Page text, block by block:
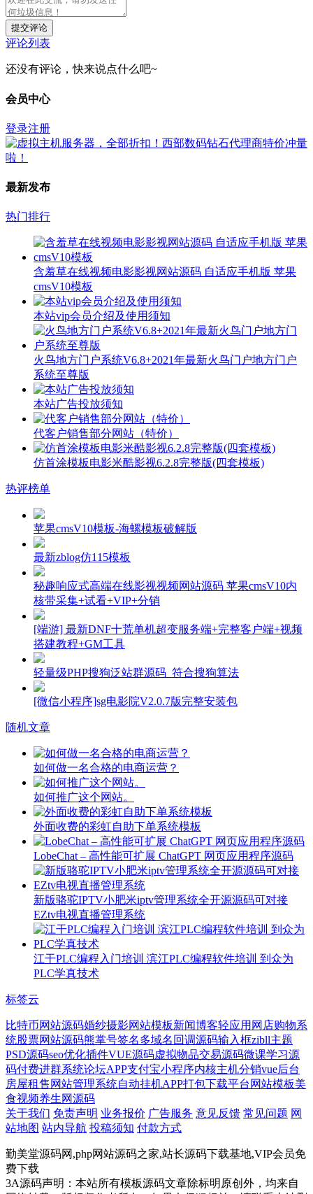
提交评论
评论列表
还没有评论，快来说点什么吧~
会员中心
登录注册
最新发布
热门排行
含羞草在线视频电影影视网站源码 自适应手机版 苹果
cmsV10模板
本站vip会员介绍及使用须知
火鸟地方门户系统V6.8+2021年最新火鸟门户地方门户
系统至尊版
本站广告投放须知
代客户销售部分网站（特价）
仿首涂模板电影米酷影视6.2.8完整版(四套模板)
热评榜单
苹果cmsV10模板-海螺模板破解版
最新zblog仿115模板
秘趣响应式高端在线影视视频网站源码 苹果cmsV10内
核带采集+试看+VIP+分销
[端游] 最新DNF十荒单机超变服务端+完整客户端+视频
搭建教程+GM工具
轻量级PHP搜狗泛站群源码_符合搜狗算法
[微信小程序]sg电影院V2.0.7版完整安装包
随机文章
如何做一名合格的电商运营？
如何推广这个网站。
外面收费的彩虹自助下单系统模板
LobeChat – 高性能可扩展 ChatGPT 网页应用程序源码
新版骆驼IPTV小肥米iptv管理系统全开源源码可对接
EZtv电视直播管理系统
江干PLC编程入门培训 滨江PLC编程软件培训 到众为
PLC学真技术
标签云
比特币网站源码婚纱摄影网站模板新闻博客轻应用 网店购物系
统股票网站源码熊掌号签名多域名回调源码输入框zibll主题
PSD源码seo优化插件VUE源码虚拟物品交易源码微课学习源
码付费进群系统论坛APP支付宝小程序内核主机分销vue后台
房屋租售网站管理系统自动挂机APP打包下载平台网站模板美
食视频养生网源码
关于我们 免责声明 业务报价 广告服务 意见反馈 常见问题 网
站地图 站内导航 投稿须知 付款方式
勤美堂源码网,php网站源码之家,站长源码下载基地,VIP会员免
费下载
3A源码声明：本站所有模板源码文章除标明原创外，均来自